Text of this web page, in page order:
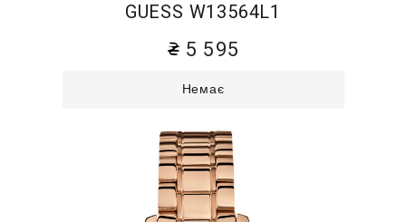
GUESS W13564L1
5 595
Немає